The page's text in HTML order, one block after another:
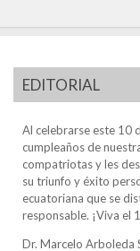
EDITORIAL
Al celebrarse este 10
cumpleaños de
compatriotas y les
su triunfo y éxito
ecuatoriana que se
responsable. ¡Viva el
Dr. Marcelo Arboleda